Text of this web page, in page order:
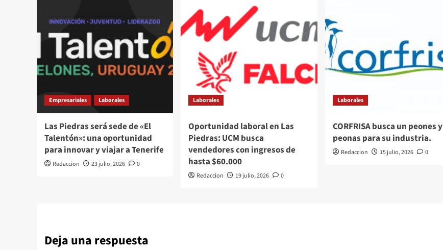
Empresariales Laborales
Las Piedras será sede de «El
Talentón»: una oportunidad
para innovar y viajar a Tenerife
Redaccion 23 julio, 2026 0
Laborales
Oportunidad laboral en Las
Piedras: UCM busca
vendedores con ingresos de
hasta $60.000
Redaccion 19 julio, 2026 0
Laborales
CORFRISA busca un peones y
peonas para su industria.
Redaccion 15 julio, 2026 0
Deja una respuesta